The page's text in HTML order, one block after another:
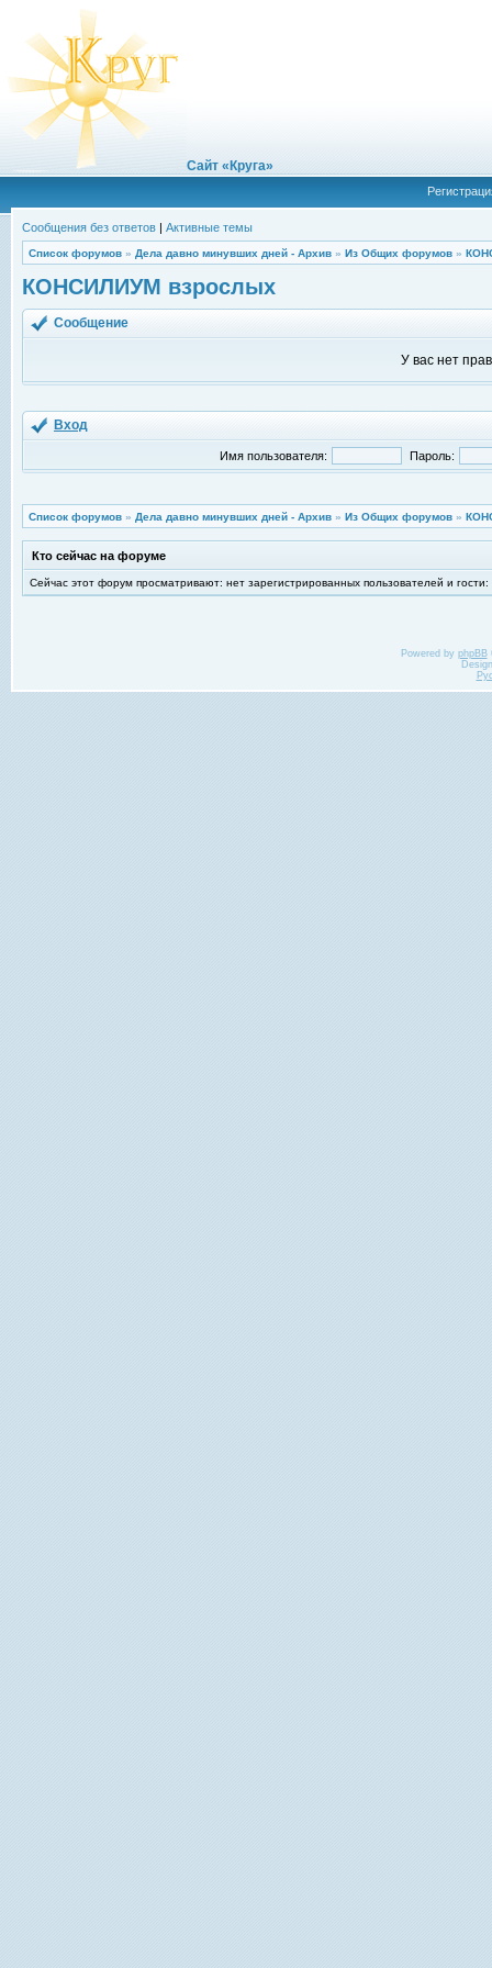
Сайт «Круга»
Сообщения без ответов | Активные темы
Список форумов » Дела давно минувших дней - Архив » Из Общих форумов »
КОНСИЛИУМ взрослых
Сообщение
У вас нет
Вход
Имя пользователя: Пароль:
Список форумов » Дела давно минувших дней - Архив » Из Общих форумов »
Кто сейчас на форуме
Сейчас этот форум просматривают: нет зарегистрированных пользователей и гости:
Powered by phpBB